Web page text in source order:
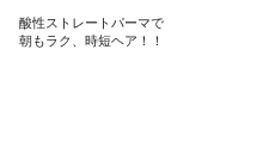
酸性ストレートパーマで
朝もラク、時短ヘア！！